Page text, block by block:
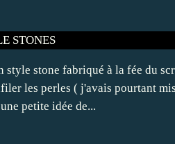
style stone fabriqué à la fée du
les perles ( j'avais pourtant
petite idée de...